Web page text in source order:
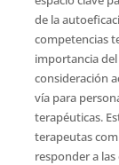
de la
competencias
importancia
consideración
vía para
terapéuticas.
terapeutas
responder a